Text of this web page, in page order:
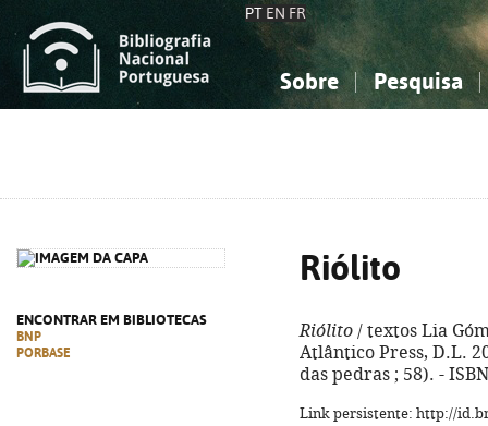
PT EN FR
Sobre Pesquisa
ENCONTRAR EM BIBLIOTECAS
BNP
PORBASE
Riólito
Riólito / textos Lia
Atlântico Press, D.L.
das pedras ; 58). -
Link persistente: http://